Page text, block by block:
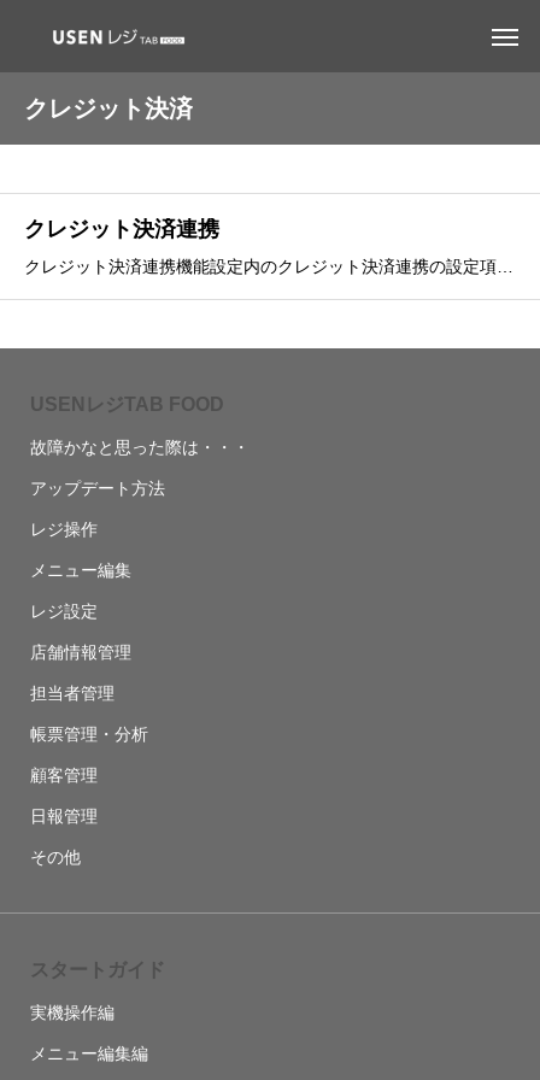
クレジット決済
クレジット決済連携
USENレジTAB FOOD
故障かなと思った際は・・・
アップデート方法
レジ操作
メニュー編集
レジ設定
店舗情報管理
担当者管理
帳票管理・分析
顧客管理
日報管理
その他
スタートガイド
実機操作編
メニュー編集編